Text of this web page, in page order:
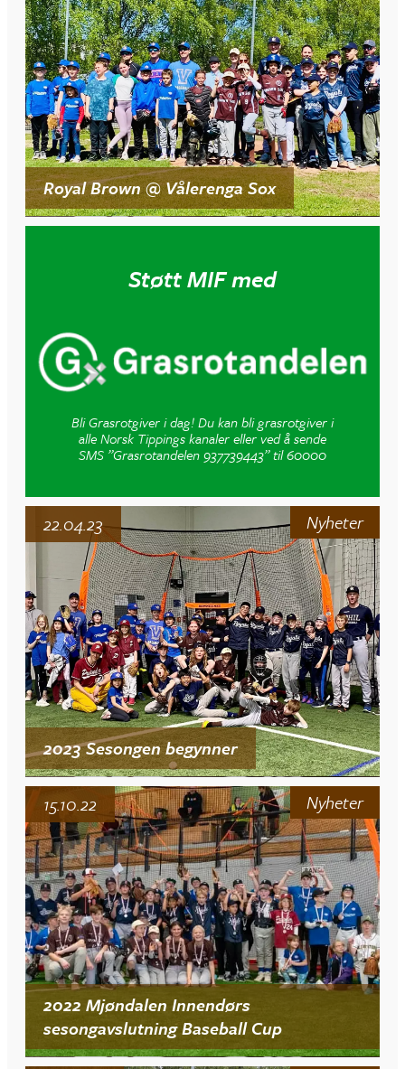
Royal Brown @ Vålerenga Sox
Støtt MIF med
Bli Grasrotgiver i dag! Du kan bli grasrotgiver i
alle Norsk Tippings kanaler eller ved å sende
SMS ”Grasrotandelen 937739443” til 60000
Nyheter
2023 Sesongen begynner
22.04.23
Nyheter
2022 Mjøndalen Innendørs
sesongavslutning Baseball Cup
15.10.22